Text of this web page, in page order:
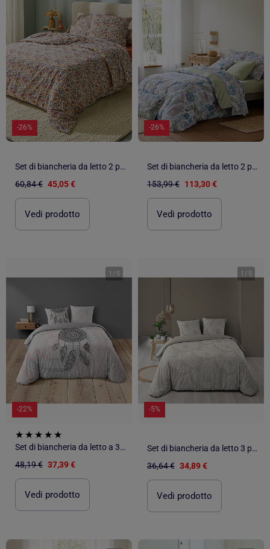
-26%
Set di biancheria da letto 2 pezzi in flanella di cotone floreale + fodera per cuscino
60,84 € 45,05 €
Vedi prodotto
-26%
Set di biancheria da letto 2 pezzi in raso di cotone copripiumino + federe
153,99 € 113,30 €
Vedi prodotto
1 / 5
-22%
Set di biancheria da letto a 3 pezzi in cotone con acchiappasogni, fodere e copricuscini
48,19 € 37,39 €
Vedi prodotto
1 / 5
-5%
Set di biancheria da letto 3 pezzi in cotone con motivo a foglie + federe
36,64 € 34,89 €
Vedi prodotto